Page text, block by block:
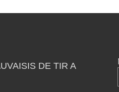
DE TIR A